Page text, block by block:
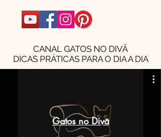
CANAL GATOS NO DIVÃ
DICAS PRÁTICAS PARA O DIA A DIA
Gatos no Divã